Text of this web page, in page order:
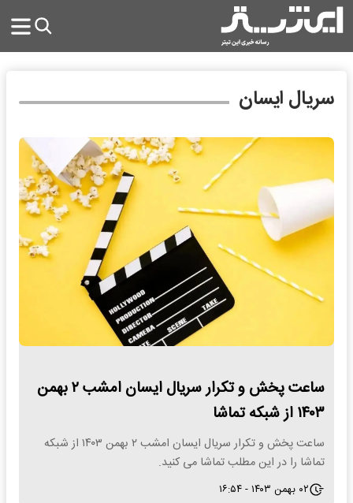
سریال ایسان
ساعت پخش و تکرار سریال ایسان امشب ۲ بهمن
۱۴۰۳ از شبکه تماشا
ساعت پخش و تکرار سریال ایسان امشب ۲ بهمن ۱۴۰۳ از شبکه
تماشا را در این مطلب تماشا می کنید.
۰۲ بهمن ۱۴۰۳ - ۱۶:۵۴